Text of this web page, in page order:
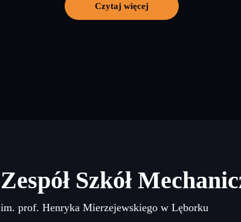
Czytaj więcej
Zespół Szkół
im. prof. Henryka Mierzejewskiego w Lęborku